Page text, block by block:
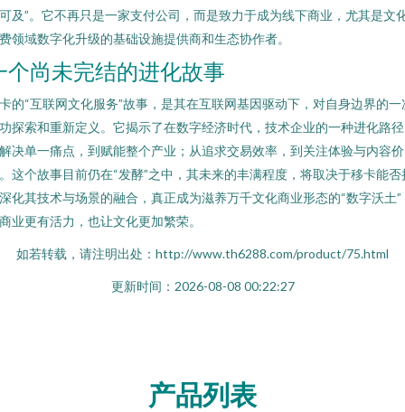
及”。它不再只是一家支付公司，而是致力于成为线下商业，尤其是文
领域数字化升级的基础设施提供商和生态协作者。
个尚未完结的进化故事
的“互联网文化服务”故事，是其在互联网基因驱动下，对自身边界的一
探索和重新定义。它揭示了在数字经济时代，技术企业的一种进化路
决单一痛点，到赋能整个产业；从追求交易效率，到关注体验与内容价
这个故事目前仍在“发酵”之中，其未来的丰满程度，将取决于移卡能否
化其技术与场景的融合，真正成为滋养万千文化商业形态的“数字沃土”
业更有活力，也让文化更加繁荣。
如若转载，请注明出处：http://www.th6288.com/product/75.html
更新时间：2026-08-08 00:22:27
产品列表